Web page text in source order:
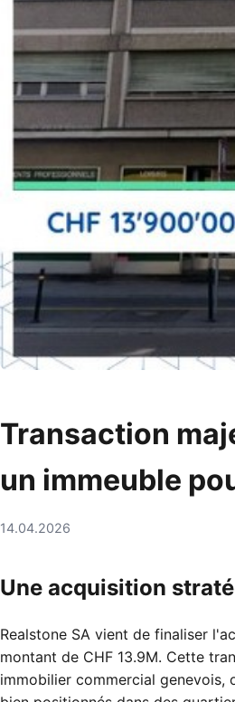
Transaction
un immeuble
14.04.2026
Une acquisition
Realstone SA vient de finaliser
montant de CHF 13.9M. Cette
immobilier commercial genevois,